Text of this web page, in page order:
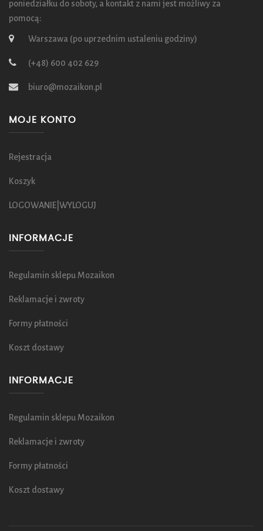
poniedziałku do soboty, a kontakt z nami jest możliwy za
pomocą:
Warszawa (po uprzednim ustaleniu godziny)
(+48) 600 402 629
biuro@mozaikon.pl
MOJE KONTO
Rejestracja
Koszyk
LOGOWANIE|WYLOGUJ
INFORMACJE
Regulamin sklepu Mozaikon
Reklamacje i zwroty
Formy płatności
Koszt dostawy
INFORMACJE
Regulamin sklepu Mozaikon
Reklamacje i zwroty
Formy płatności
Koszt dostawy